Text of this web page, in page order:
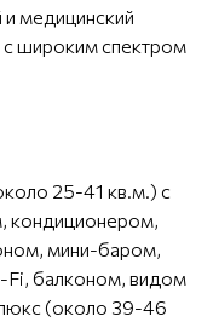
и медицинский
широким спектром
25-41 кв.м.) с
кондиционером,
мини-баром,
балконом, видом
(около 39-46